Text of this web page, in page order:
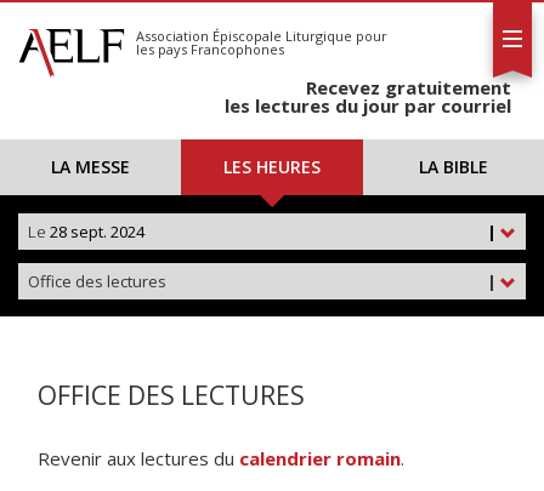
S'abonner
Calendrier
Association Épiscopale Liturgique pour
les pays Francophones
Recevez gratuitement
les lectures du jour par courriel
LA MESSE LES HEURES LA BIBLE
|
Le 28 sept. 2024
|
Office des lectures
OFFICE DES LECTURES
Revenir aux lectures du calendrier romain.